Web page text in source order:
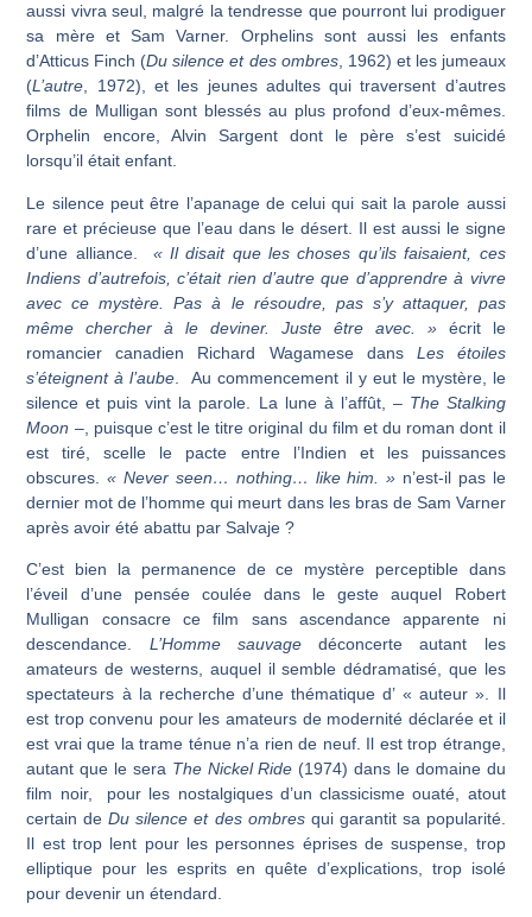
aussi vivra seul, malgré la tendresse que pourront lui prodiguer
sa mère et Sam Varner. Orphelins sont aussi les enfants
d’Atticus Finch (Du silence et des ombres, 1962) et les jumeaux
(L’autre, 1972), et les jeunes adultes qui traversent d’autres
films de Mulligan sont blessés au plus profond d’eux-mêmes.
Orphelin encore, Alvin Sargent dont le père s’est suicidé
lorsqu’il était enfant.
Le silence peut être l’apanage de celui qui sait la parole aussi
rare et précieuse que l’eau dans le désert. Il est aussi le signe
d’une alliance. « Il disait que les choses qu’ils faisaient, ces
Indiens d’autrefois, c’était rien d’autre que d’apprendre à vivre
avec ce mystère. Pas à le résoudre, pas s’y attaquer, pas
même chercher à le deviner. Juste être avec. » écrit le
romancier canadien Richard Wagamese dans Les étoiles
s’éteignent à l’aube . Au commencement il y eut le mystère, le
silence et puis vint la parole. La lune à l’affût, – The Stalking
Moon –, puisque c’est le titre original du film et du roman dont il
est tiré, scelle le pacte entre l’Indien et les puissances
obscures.« Never seen… nothing… like him. » n’est-il pas le
dernier mot de l’homme qui meurt dans les bras de Sam Varner
après avoir été abattu par Salvaje ?
C’est bien la permanence de ce mystère perceptible dans
l’éveil d’une pensée coulée dans le geste auquel Robert
Mulligan consacre ce film sans ascendance apparente ni
descendance. L’Homme sauvagedéconcerte autant les
amateurs de westerns, auquel il semble dédramatisé, que les
spectateurs à la recherche d’une thématique d’ « auteur ». Il
est trop convenu pour les amateurs de modernité déclarée et il
est vrai que la trame ténue n’a rien de neuf. Il est trop étrange,
autant que le sera The Nickel Ride (1974) dans le domaine du
film noir, pour les nostalgiques d’un classicisme ouaté, atout
certain deDu silence et des ombres qui garantit sa popularité.
Il est trop lent pour les personnes éprises de suspense, trop
elliptique pour les esprits en quête d’explications, trop isolé
pour devenir un étendard.